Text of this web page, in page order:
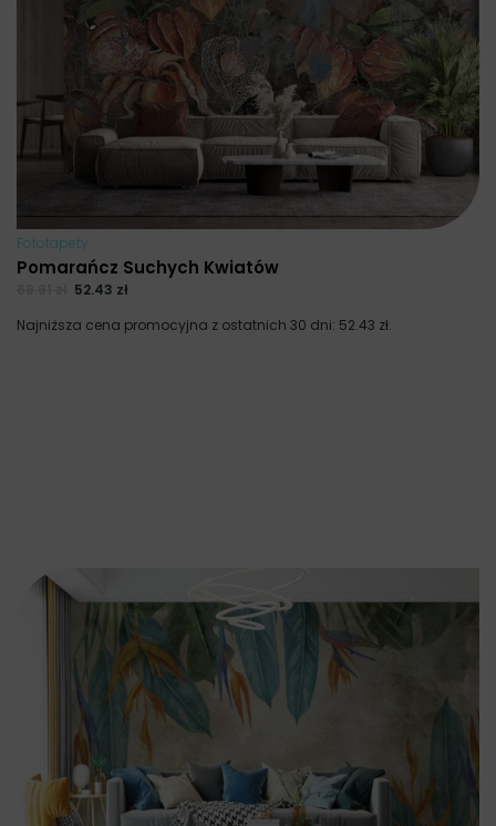
Fototapety
Pomarańcz Suchych Kwiatów
52.43 zł
Najniższa cena promocyjna z ostatnich 30 dni: 52.43 zł.